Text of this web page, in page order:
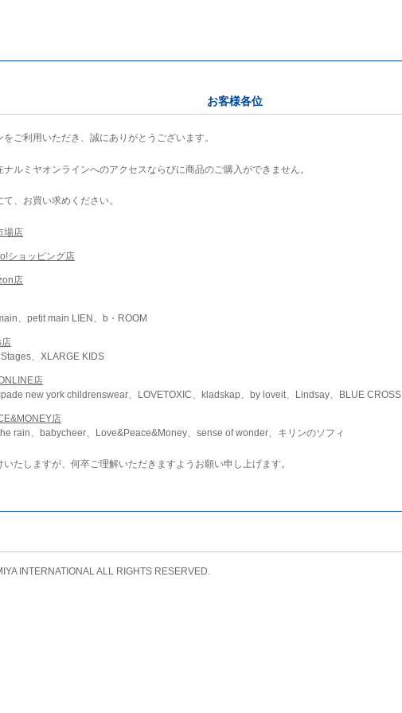
お客様各位
ご利用いただき、誠にありがとうございます。
ルミヤオンラインへのアクセスならびに商品のご購入ができません。
、お買い求めください。
場店
ショッピング店
店
、petit main LIEN、b・ROOM
、XLARGE KIDS
店
new york childrenswear、LOVETOXIC、kladskap、by loveit、Lindsay、BLUE CROSS
店
rain、babycheer、Love&Peace&Money、sense of wonder、キリンのソフィ
たしますが、何卒ご理解いただきますようお願い申し上げます。